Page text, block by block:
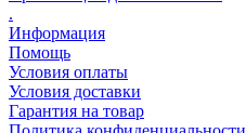
.
Информация
Помощь
Условия оплаты
Условия доставки
Гарантия на товар